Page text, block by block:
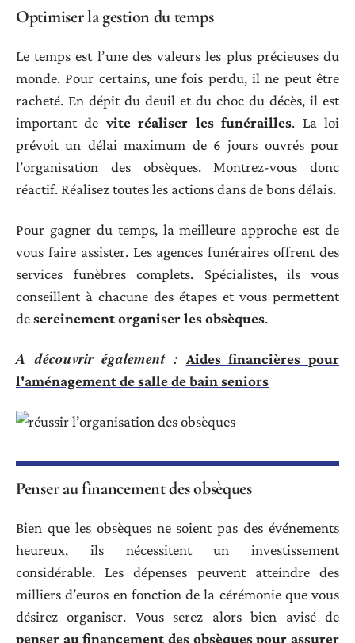
Optimiser la gestion du temps
Le temps est l’une des valeurs les plus précieuses du
monde. Pour certains, une fois perdu, il ne peut être
racheté. En dépit du deuil et du choc du décès, il est
important de vite réaliser les funérailles. La loi
prévoit un délai maximum de 6 jours ouvrés pour
l’organisation des obsèques. Montrez-vous donc
réactif. Réalisez toutes les actions dans de bons délais.
Pour gagner du temps, la meilleure approche est de
vous faire assister. Les agences funéraires offrent des
services funèbres complets. Spécialistes, ils vous
conseillent à chacune des étapes et vous permettent
desereinement organiser les obsèques.
A découvrir également : Aides financières pour
l'aménagement de salle de bain seniors
Penser au financement des obsèques
Bien que les obsèques ne soient pas des événements
heureux, ils nécessitent un investissement
considérable. Les dépenses peuvent atteindre des
milliers d’euros en fonction de la cérémonie que vous
désirez organiser. Vous serez alors bien avisé de
penser au financement des obsèques pour assurer